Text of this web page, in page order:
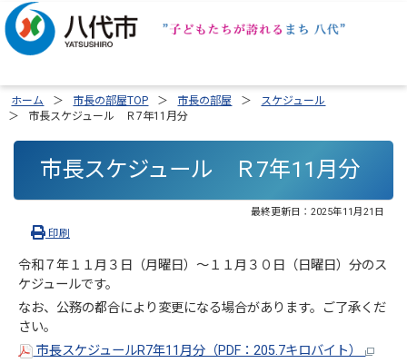
ホーム 市長の部屋TOP 市長の部屋
スケジュール
市長スケジュール Ｒ7年11月分
市長スケジュール Ｒ7年11月分
最終更新日： 2025年11月21日
印刷
令和７年１１月３日（月曜日）～１１月３０日（日曜日）分のス
ケジュールです。
なお、公務の都合により変更になる場合があります。ご了承くだ
さい。
市長スケジュールR7年11月分（PDF：205.7キロバイト）